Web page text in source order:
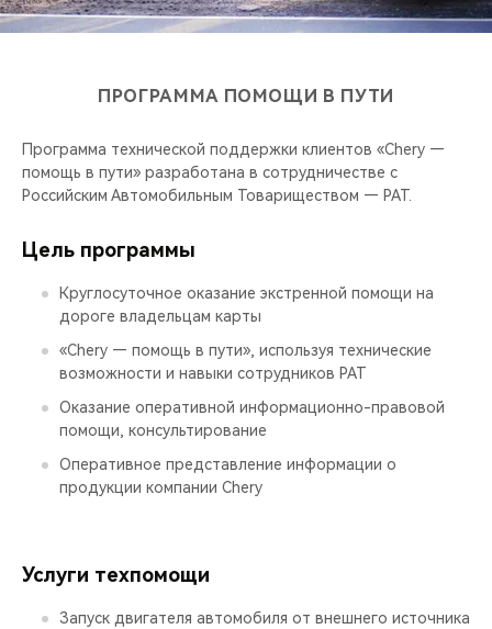
ВИДЕООБЗОРЫ
ПРОГРАММА ПОМОЩИ В ПУТИ
Программа технической поддержки клиентов «Chery —
помощь в пути» разработана в сотрудничестве с
Российским Автомобильным Товариществом — РАТ.
Цель программы
Круглосуточное оказание экстренной помощи на
дороге владельцам карты
«Chery — помощь в пути», используя технические
возможности и навыки сотрудников РАТ
Оказание оперативной информационно-правовой
помощи, консультирование
Оперативное представление информации о
продукции компании Chery
Услуги техпомощи
Запуск двигателя автомобиля от внешнего источника